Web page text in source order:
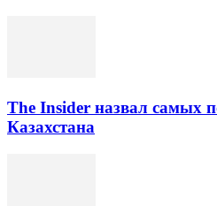
The Insider назвал самых
Казахстана